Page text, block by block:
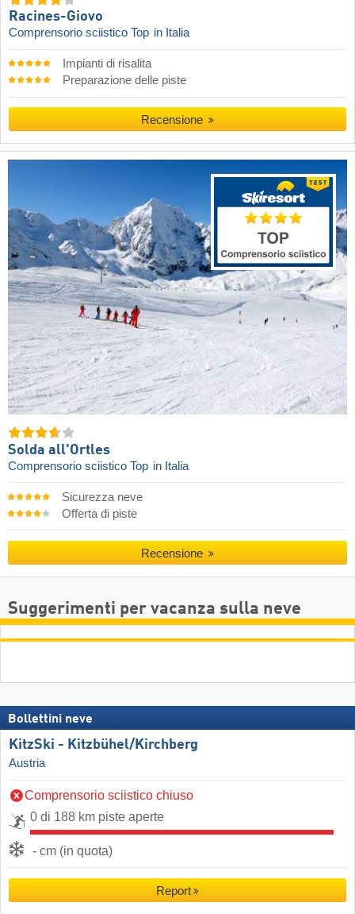
Racines-Giovo
Comprensorio sciistico Top in Italia
Impianti di risalita
Preparazione delle piste
Recensione
Solda all'Ortles
Comprensorio sciistico Top in Italia
Sicurezza neve
Offerta di piste
Recensione
Suggerimenti per vacanza sulla neve
Bollettini neve
KitzSki - Kitzbühel/​Kirchberg
Austria
Comprensorio sciistico chiuso
0 di 188 km piste aperte
- cm (in quota)
Report